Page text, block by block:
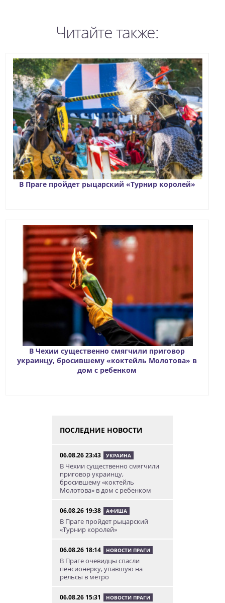
Читайте также:
В Праге пройдет рыцарский «Турнир королей»
В Чехии существенно смягчили приговор
украинцу, бросившему «коктейль Молотова» в
дом с ребенком
ПОСЛЕДНИЕ НОВОСТИ
06.08.26 23:43 УКРАИНА
В Чехии существенно смягчили
приговор украинцу,
бросившему «коктейль
Молотова» в дом с ребенком
06.08.26 19:38 АФИША
В Праге пройдет рыцарский
«Турнир королей»
06.08.26 18:14 НОВОСТИ ПРАГИ
В Праге очевидцы спасли
пенсионерку, упавшую на
рельсы в метро
06.08.26 15:31 НОВОСТИ ПРАГИ